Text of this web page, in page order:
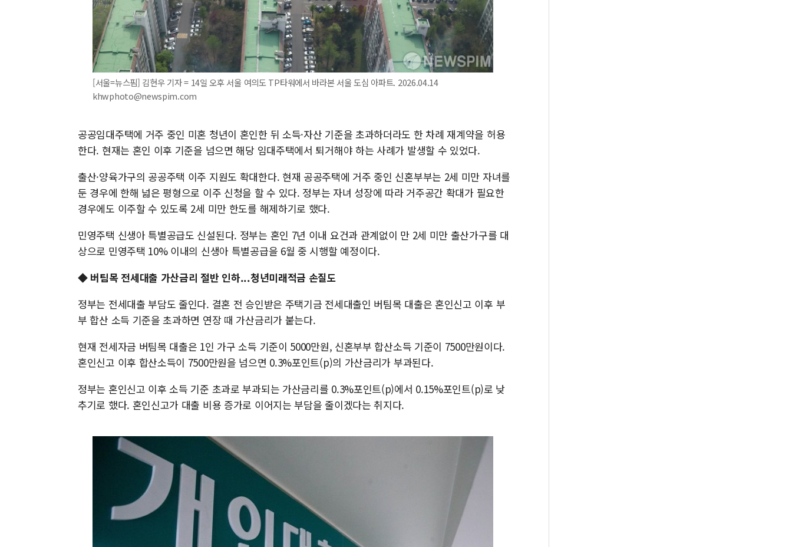
[서울=뉴스핌] 김현우 기자 = 14일 오후 서울 여의도 TP타워에서 바라본 서울 도심 아파트. 2026.04.14
khwphoto@newspim.com
공공임대주택에 거주 중인 미혼 청년이 혼인한 뒤 소득·자산 기준을 초과하더라도 한 차례 재계약을 허용
한다. 현재는 혼인 이후 기준을 넘으면 해당 임대주택에서 퇴거해야 하는 사례가 발생할 수 있었다.
출산·양육가구의 공공주택 이주 지원도 확대한다. 현재 공공주택에 거주 중인 신혼부부는 2세 미만 자녀를
둔 경우에 한해 넓은 평형으로 이주 신청을 할 수 있다. 정부는 자녀 성장에 따라 거주공간 확대가 필요한
경우에도 이주할 수 있도록 2세 미만 한도를 해제하기로 했다.
민영주택 신생아 특별공급도 신설된다. 정부는 혼인 7년 이내 요건과 관계없이 만 2세 미만 출산가구를 대
상으로 민영주택 10% 이내의 신생아 특별공급을 6월 중 시행할 예정이다.
◆ 버팀목 전세대출 가산금리 절반 인하...청년미래적금 손질도
정부는 전세대출 부담도 줄인다. 결혼 전 승인받은 주택기금 전세대출인 버팀목 대출은 혼인신고 이후 부
부 합산 소득 기준을 초과하면 연장 때 가산금리가 붙는다.
현재 전세자금 버팀목 대출은 1인 가구 소득 기준이 5000만원, 신혼부부 합산소득 기준이 7500만원이다.
혼인신고 이후 합산소득이 7500만원을 넘으면 0.3%포인트(p)의 가산금리가 부과된다.
정부는 혼인신고 이후 소득 기준 초과로 부과되는 가산금리를 0.3%포인트(p)에서 0.15%포인트(p)로 낮
추기로 했다. 혼인신고가 대출 비용 증가로 이어지는 부담을 줄이겠다는 취지다.